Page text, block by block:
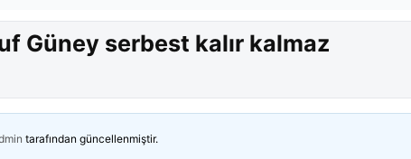
Güney serbest kalır kalmaz
tarafından güncellenmiştir.